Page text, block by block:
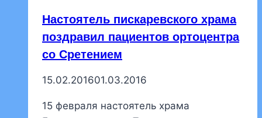
Настоятель пискаревского храма
поздравил пациентов ортоцентра
со Сретением
15.02.201601.03.2016
15 февраля настоятель храма